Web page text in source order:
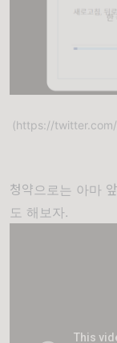
(https://
청약으로는 아마
도 해보자.